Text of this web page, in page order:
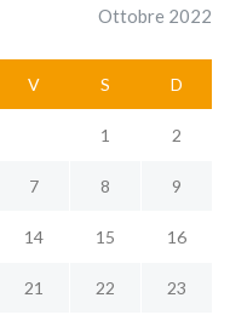
Ottobre 2022
V S D
1 2
7 8 9
14 15 16
21 22 23